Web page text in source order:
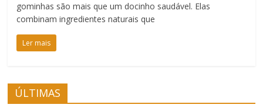
gominhas são mais que um docinho saudável. Elas
combinam ingredientes naturais que
Ler mais
ÚLTIMAS